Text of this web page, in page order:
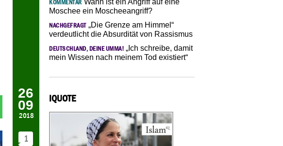
26
09
2018
1
KOMMENTAR Wann ist ein Angriff auf eine
Moschee ein Moscheeangriff?
NACHGEFRAGT„Die Grenze am Himmel“
verdeutlicht die Absurdität von Rassismus
DEUTSCHLAND, DEINE UMMA! „Ich schreibe, damit
mein Wissen nach meinem Tod existiert“
IQUOTE